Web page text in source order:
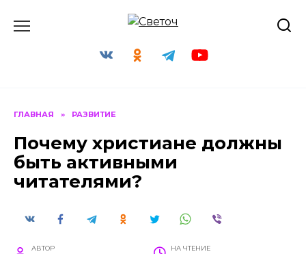
ГЛАВНАЯ » РАЗВИТИЕ
Почему христиане должны
быть активными
читателями?
АВТОР НА ЧТЕНИЕ